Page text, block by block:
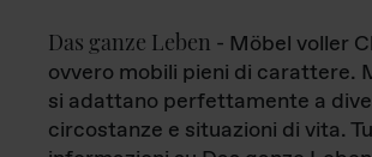
Das ganze Leben - Möbel voller
ovvero mobili pieni di carattere.
si adattano perfettamente a
circostanze e situazioni di vita.